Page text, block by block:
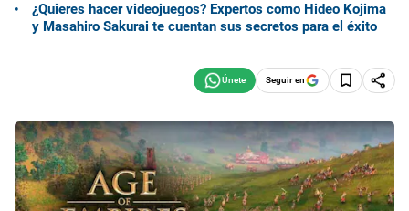
¿Quieres hacer videojuegos? Expertos como Hideo Kojima
y Masahiro Sakurai te cuentan sus secretos para el éxito
Seguir en